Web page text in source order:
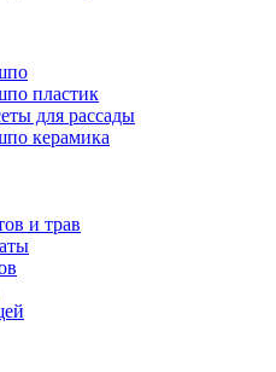
пластик
для рассады
керамика
и трав